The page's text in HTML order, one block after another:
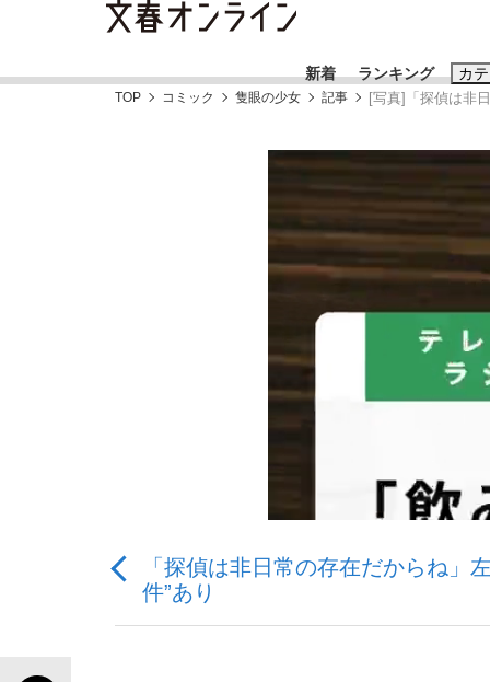
新着 ランキング カ
《BTS厳戒トーキョー滞在記》RM→渋谷
観る将棋、読む将棋
おすすめの
#藤田晋
#三
TOP コミック 隻眼の少女 記事 [写真]「探偵は非
「探偵は非日常の存在だからね」
件”あり